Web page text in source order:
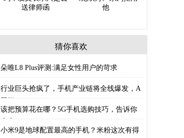
猜你喜欢
朵唯L8 Plus评测:满足女性用户的苛求
行业巨头抢疯了，手机产业链将全线爆发，A
股细
该把预算花在哪？5G手机选购技巧，告诉你
大内
小米9是地球配置最高的手机？米粉这次有得